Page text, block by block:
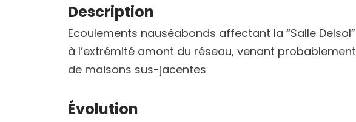
Description
Ecoulements nauséabonds affectant la “Salle Delsol”
à l’extrémité amont du réseau, venant probablement
de maisons sus-jacentes
Évolution